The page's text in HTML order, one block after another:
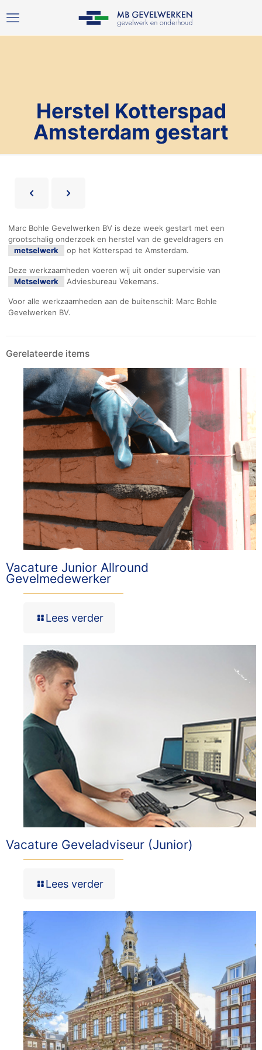
Herstel Kotterspad
Amsterdam gestart
Marc Bohle Gevelwerken BV is deze week gestart met een
grootschalig onderzoek en herstel van de geveldragers en
metselwerk
op het Kotterspad te Amsterdam.
Deze werkzaamheden voeren wij uit onder supervisie van
Metselwerk
Adviesbureau Vekemans.
Voor alle werkzaamheden aan de buitenschil: Marc Bohle
Gevelwerken BV.
Gerelateerde items
Vacature Junior Allround
Gevelmedewerker
Lees verder
Vacature Geveladviseur (Junior)
Lees verder